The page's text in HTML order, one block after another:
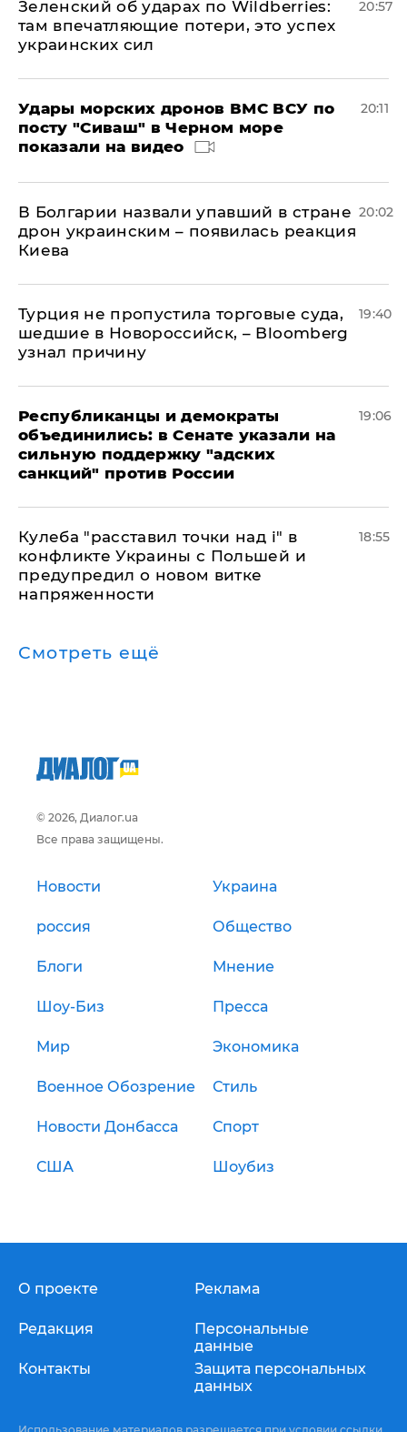
Зеленский об ударах по Wildberries:
там впечатляющие потери, это успех
украинских сил
20:57
Удары морских дронов ВМС ВСУ по
посту "Сиваш" в Черном море
показали на видео
20:11
В Болгарии назвали упавший в стране
дрон украинским – появилась реакция
Киева
20:02
Турция не пропустила торговые суда,
шедшие в Новороссийск, – Bloomberg
узнал причину
19:40
Республиканцы и демократы
объединились: в Сенате указали на
сильную поддержку "адских
санкций" против России
19:06
Кулеба "расставил точки над і" в
конфликте Украины с Польшей и
предупредил о новом витке
напряженности
18:55
Смотреть ещё
© 2026, Диалог.ua
Все права защищены.
Новости Украина
россия Общество
Блоги Мнение
Шоу-Биз Пресса
Мир Экономика
Военное Обозрение Стиль
Новости Донбасса Спорт
США Шоубиз
О проекте
Редакция
Контакты
Реклама
Персональные
данные
Защита персональных
данных